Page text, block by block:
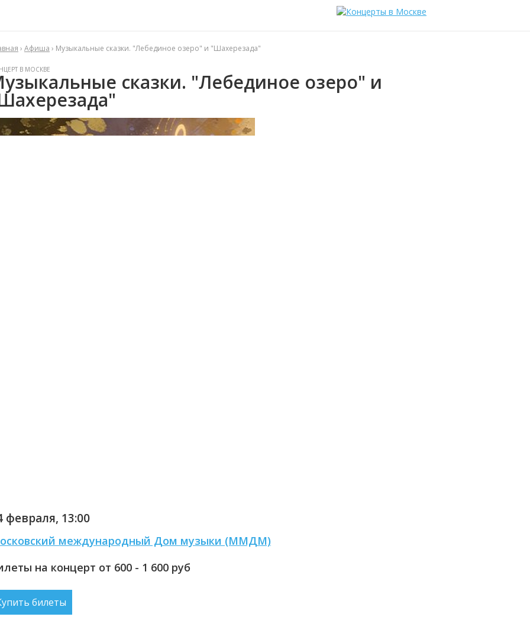
› Афиша › Музыкальные сказки. "Лебединое озеро" и "Шахерезада"
В МОСКВЕ
сказки. "Лебединое озеро" и
февраля, 13:00
международный Дом музыки (ММДМ)
на концерт от 600 - 1 600 руб
билеты